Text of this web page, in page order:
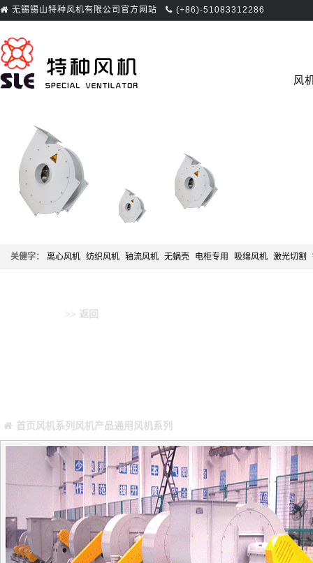
无锡锡山特种风机有限公司官方网站 (+86)-51083312286
风
关健字： 离心风机 纺织风机 轴流风机 无蜗壳 电柜专用 吸绵风机 激光切割
>> 返回
首页 风机系列 风机产品通用风机系列